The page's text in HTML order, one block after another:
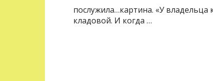
послужила…картина. «У
кладовой. И когда …